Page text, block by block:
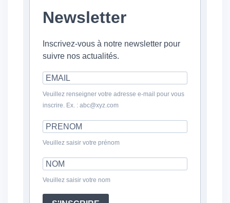
Newsletter
Inscrivez-vous à notre newsletter pour
suivre nos actualités.
Veuillez renseigner votre adresse e-mail pour vous
inscrire. Ex. : abc@xyz.com
Veuillez saisir votre prénom
Veuillez saisir votre nom